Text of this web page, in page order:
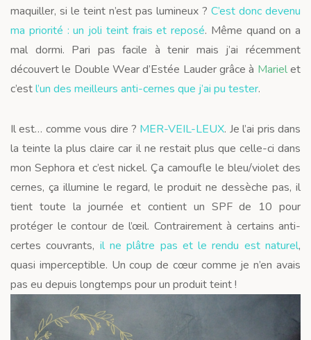
maquiller, si le teint n’est pas lumineux ? C’est donc devenu
ma priorité : un joli teint frais et reposé. Même quand on a
mal dormi. Pari pas facile à tenir mais j’ai récemment
découvert le Double Wear d’Estée Lauder grâce à Marielet
c’estl’un des meilleurs anti-cernes que j’ai pu tester.
Il est… comme vous dire ? MER-VEIL-LEUX. Je l’ai pris dans
la teinte la plus claire car il ne restait plus que celle-ci dans
mon Sephora et c’est nickel. Ça camoufle le bleu/violet des
cernes, ça illumine le regard, le produit ne dessèche pas, il
tient toute la journée et contient un SPF de 10 pour
protéger le contour de l’œil. Contrairement à certains anti-
certes couvrants, il ne plâtre pas et le rendu est naturel,
quasi imperceptible. Un coup de cœur comme je n’en avais
pas eu depuis longtemps pour un produit teint !